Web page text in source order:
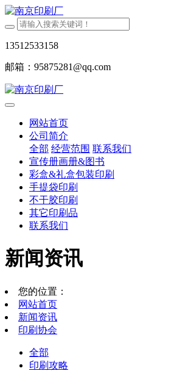
13512533158
邮箱：95875281@qq.com
网站首页
公司简介
全部 经营范围 联系我们
宣传册画册&图书
彩盒&礼盒包装印刷
手提袋印刷
不干胶印刷
其它印刷品
联系我们
新闻资讯
您的位置：
网站首页
新闻资讯
印刷协会
全部
印刷攻略